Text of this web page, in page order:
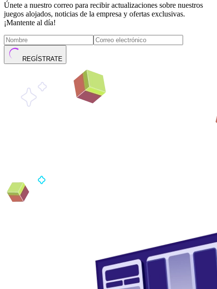
Únete a nuestro correo para recibir actualizaciones sobre nuestros
juegos alojados, noticias de la empresa y ofertas exclusivas.
¡Mantente al día!
REGÍSTRATE